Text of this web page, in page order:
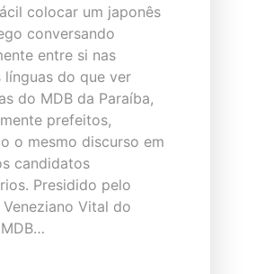
colocar um japonês
conversando
entre si nas
línguas do que ver
do MDB da Paraíba,
prefeitos,
o mesmo discurso em
candidatos
Presidido pelo
Vital do